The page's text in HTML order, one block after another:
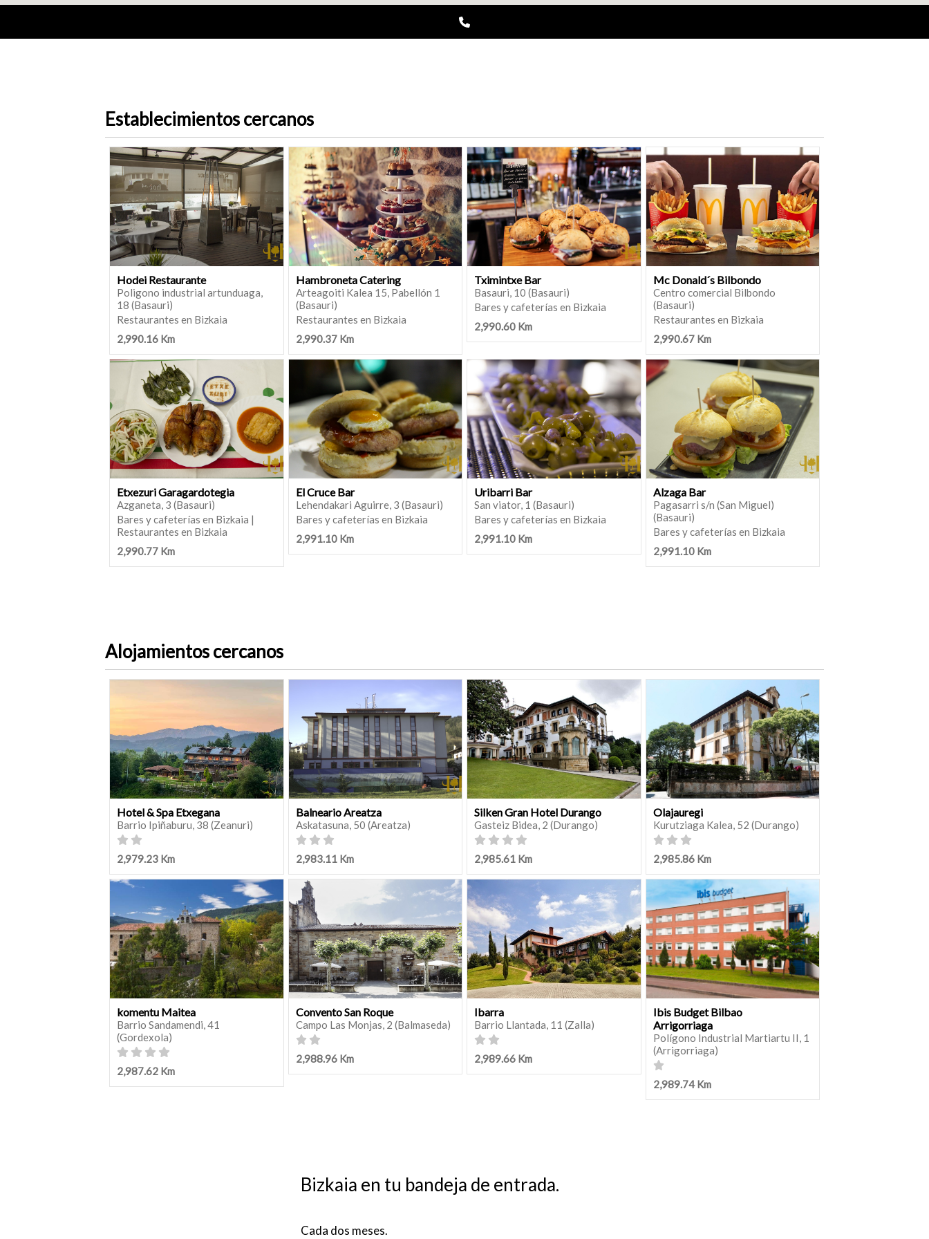
Establecimientos cercanos
Hodei Restaurante
Poligono industrial artunduaga,
18 (Basauri)
Restaurantes en Bizkaia
2,990.16 Km
Hambroneta Catering
Arteagoiti Kalea 15, Pabellón 1
(Basauri)
Restaurantes en Bizkaia
2,990.37 Km
Tximintxe Bar
Basauri, 10 (Basauri)
Bares y cafeterías en Bizkaia
2,990.60 Km
Mc Donald´s Bilbondo
Centro comercial Bilbondo
(Basauri)
Restaurantes en Bizkaia
2,990.67 Km
Etxezuri Garagardotegia
Azganeta, 3 (Basauri)
Bares y cafeterías en Bizkaia |
Restaurantes en Bizkaia
2,990.77 Km
El Cruce Bar
Lehendakari Aguirre, 3 (Basauri)
Bares y cafeterías en Bizkaia
2,991.10 Km
Uribarri Bar
San viator, 1 (Basauri)
Bares y cafeterías en Bizkaia
2,991.10 Km
Alzaga Bar
Pagasarri s/n (San Miguel)
(Basauri)
Bares y cafeterías en Bizkaia
2,991.10 Km
Alojamientos cercanos
Hotel & Spa Etxegana
Barrio Ipiñaburu, 38 (Zeanuri)
2,979.23 Km
Balneario Areatza
Askatasuna, 50 (Areatza)
2,983.11 Km
Silken Gran Hotel Durango
Gasteiz Bidea, 2 (Durango)
2,985.61 Km
Olajauregi
Kurutziaga Kalea, 52 (Durango)
2,985.86 Km
komentu Maitea
Barrio Sandamendi, 41
(Gordexola)
2,987.62 Km
Convento San Roque
Campo Las Monjas, 2 (Balmaseda)
2,988.96 Km
Ibarra
Barrio Llantada, 11 (Zalla)
2,989.66 Km
Ibis Budget Bilbao
Arrigorriaga
Polígono Industrial Martiartu II, 1
(Arrigorriaga)
2,989.74 Km
Bizkaia en tu bandeja de entrada.
Cada dos meses.